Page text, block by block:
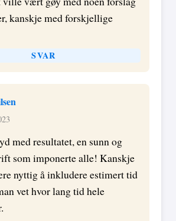
kanskje med forskjellige
SVAR
med resultatet, en sunn og
som imponerte alle! Kanskje
nyttig å inkludere estimert tid
vet hvor lang tid hele